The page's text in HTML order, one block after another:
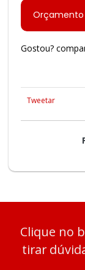
Gostou?
Tweetar
Clique no
tirar